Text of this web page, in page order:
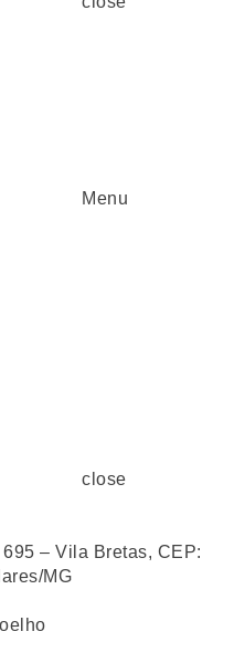
Menu
close
– Vila Bretas, CEP:
MG